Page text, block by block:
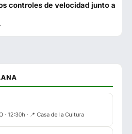
controles de velocidad junto a
· 12:30h · 📍 Casa de la Cultura